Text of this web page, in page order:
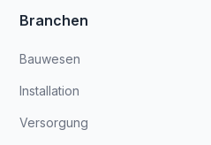
Branchen
Bauwesen
Installation
Versorgung